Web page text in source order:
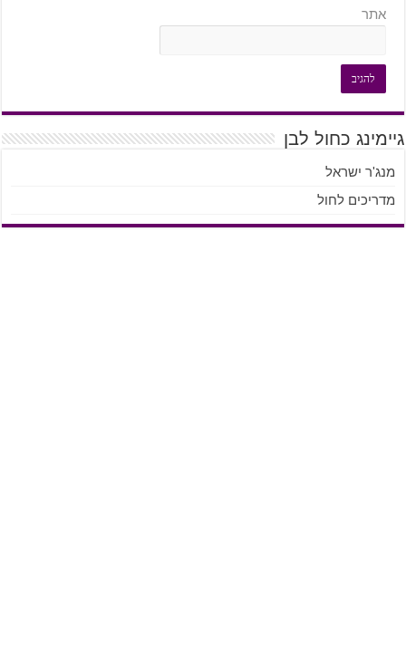
אתר
גיימינג כחול לבן
מנג'ר ישראל
מדריכים לחול